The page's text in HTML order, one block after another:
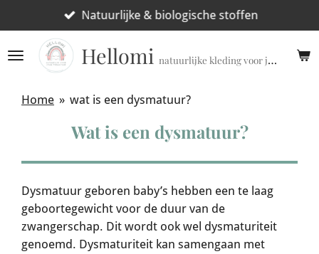
direct
naar
Hellomi natuurlijke kleding voor jouw prematuur!
Natuurlijke & biologische stoffen
Home » wat is een dysmatuur?
Wat is een dysmatuur?
Dysmatuur geboren baby’s hebben een te laag
geboortegewicht voor de duur van de
zwangerschap. Dit wordt ook wel dysmaturiteit
genoemd. Dysmaturiteit kan samengaan met